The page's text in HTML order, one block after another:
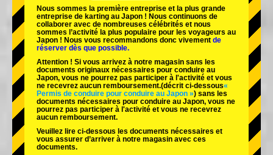
Tokyo Shibuya Annexe Baie de Tokyo
Tokyo Asakusa Osaka
Nous sommes la première entreprise et la plus grande
entreprise de karting au Japon ! Nous continuons de
collaborer avec de nombreuses célébrités et nous
sommes l’activité la plus populaire pour les voyageurs au
Japon ! Nous vous recommandons donc vivement de
réserver dès que possible.
Attention ! Si vous arrivez à notre magasin sans les
documents originaux nécessaires pour conduire au
Japon, vous ne pourrez pas participer à l'activité et vous
ne recevrez aucun remboursement.(décrit ci-dessous«
Permis de conduire pour conduire au Japon ») sans les
documents nécessaires pour conduire au Japon, vous ne
pourrez pas participer à l'activité et vous ne recevrez
aucun remboursement.
Veuillez lire ci-dessous les documents nécessaires et
vous assurer d’arriver à notre magasin avec ces
documents.